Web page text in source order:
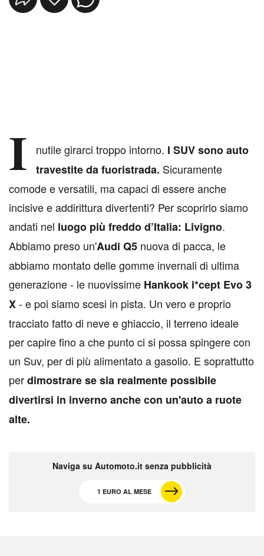
I nutile girarci troppo intorno. I SUV sono auto
travestite da fuoristrada. Sicuramente
comode e versatili, ma capaci di essere anche
incisive e addirittura divertenti? Per scoprirlo siamo
andati nel luogo più freddo d’Italia: Livigno.
Abbiamo preso un'Audi Q5 nuova di pacca, le
abbiamo montato delle gomme invernali di ultima
generazione - le nuovissime Hankook i*cept Evo 3
X- e poi siamo scesi in pista. Un vero e proprio
tracciato fatto di neve e ghiaccio, il terreno ideale
per capire fino a che punto ci si possa spingere con
un Suv, per di più alimentato a gasolio. E soprattutto
perdimostrare se sia realmente possibile
divertirsi in inverno anche con un'auto a ruote
alte.
Naviga su Automoto.it senza pubblicità
1 EURO AL MESE